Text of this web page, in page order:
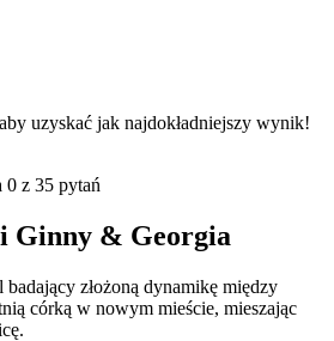
uzyskać jak najdokładniejszy wynik!
z 35 pytań
Ginny & Georgia
złożoną dynamikę między
córką w nowym mieście, mieszając